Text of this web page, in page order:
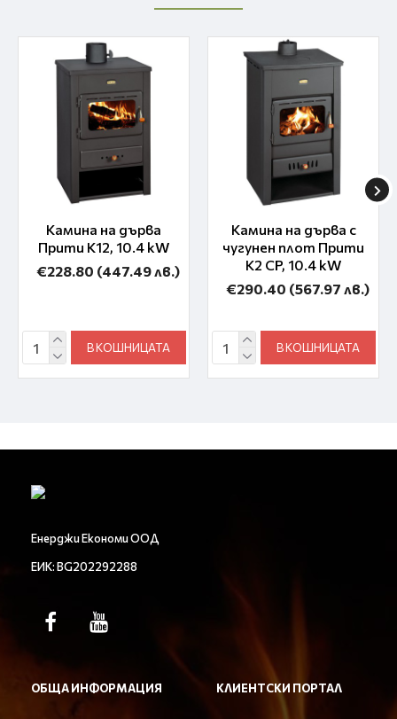
Камина на дърва
Прити K12, 10.4 kW
€228.80 (447.49 лв.)
В КОШНИЦАТА
Камина на дърва с
чугунен плот Прити
K2 CP, 10.4 kW
€290.40 (567.97 лв.)
В КОШНИЦАТА
Енерджи Економи ООД
ЕИК: BG202292288
ОБЩА ИНФОРМАЦИЯ КЛИЕНТСКИ ПОРТАЛ